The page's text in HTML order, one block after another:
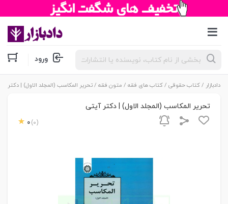
جستجوی
محصولات ورود
دادبازار /کتاب حقوقی /کتاب های فقه / متون فقه / تحریر المکاسب (المجلد الاول) | دکتر
تحریر المکاسب (المجلد الاول) | دکتر آیتی
0 (0)